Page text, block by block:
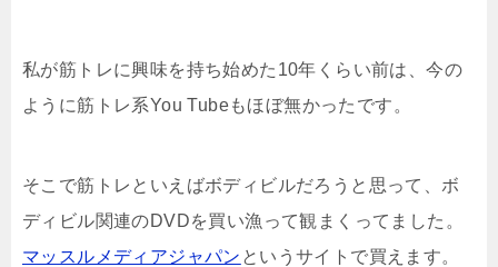
私が筋トレに興味を持ち始めた10年くらい前は、今の
ように筋トレ系You Tubeもほぼ無かったです。
そこで筋トレといえばボディビルだろうと思って、ボ
ディビル関連のDVDを買い漁って観まくってました。
マッスルメディアジャパン というサイトで買えます。